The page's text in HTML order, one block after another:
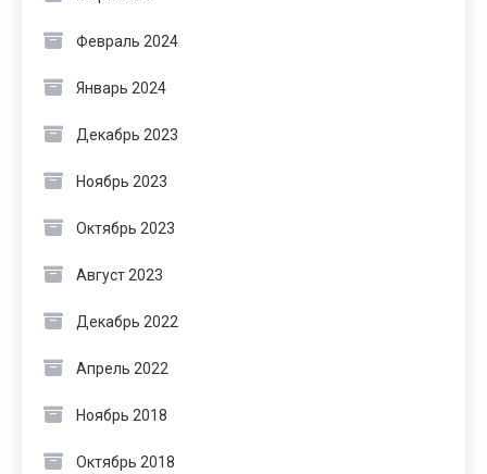
Февраль 2024
Январь 2024
Декабрь 2023
Ноябрь 2023
Октябрь 2023
Август 2023
Декабрь 2022
Апрель 2022
Ноябрь 2018
Октябрь 2018